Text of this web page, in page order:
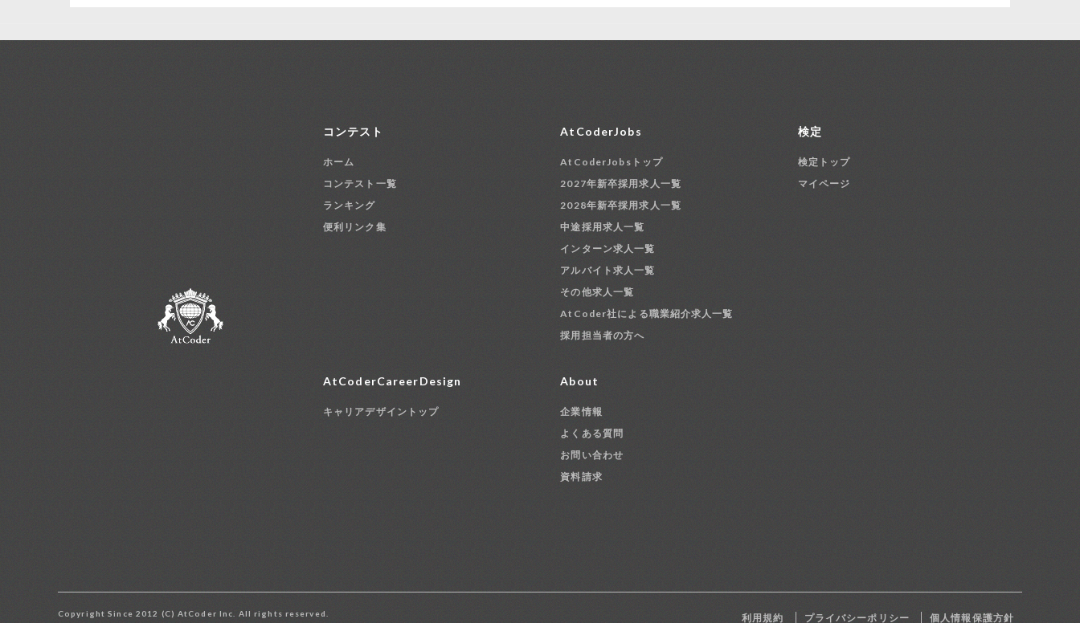
コンテスト
ホーム
コンテスト一覧
ランキング
便利リンク集
AtCoderJobs
AtCoderJobsトップ
2027年新卒採用求人一覧
2028年新卒採用求人一覧
中途採用求人一覧
インターン求人一覧
アルバイト求人一覧
その他求人一覧
AtCoder社による職業紹介求人一覧
採用担当者の方へ
検定
検定トップ
マイページ
AtCoderCareerDesign
キャリアデザイントップ
About
企業情報
よくある質問
お問い合わせ
資料請求
Copyright Since 2012 (C) AtCoder Inc. All rights reserved. 利用規約 プライバシーポリシー 個人情報保護方針